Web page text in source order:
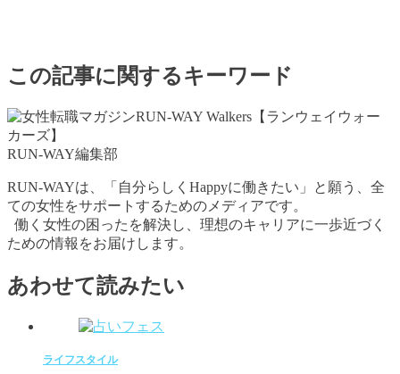
この記事に関するキーワード
RUN-WAY編集部
RUN-WAYは、「自分らしくHappyに働きたい」と願う、全
ての女性をサポートするためのメディアです。
働く女性の困ったを解決し、理想のキャリアに一歩近づく
ための情報をお届けします。
あわせて読みたい
ライフスタイル